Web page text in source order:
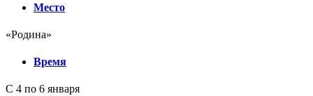
Место
«Родина»
Время
С 4 по 6 января